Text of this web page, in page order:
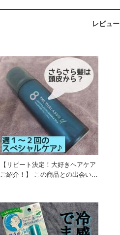
レビュー
【リピート決定！大好きヘアケア
ご紹介！】 この商品との出会いは